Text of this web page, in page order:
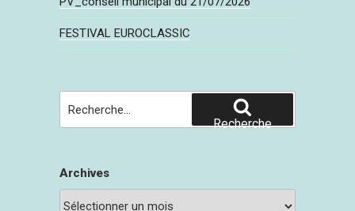
FESTIVAL EUROCLASSIC
pour
Recherche
Archives